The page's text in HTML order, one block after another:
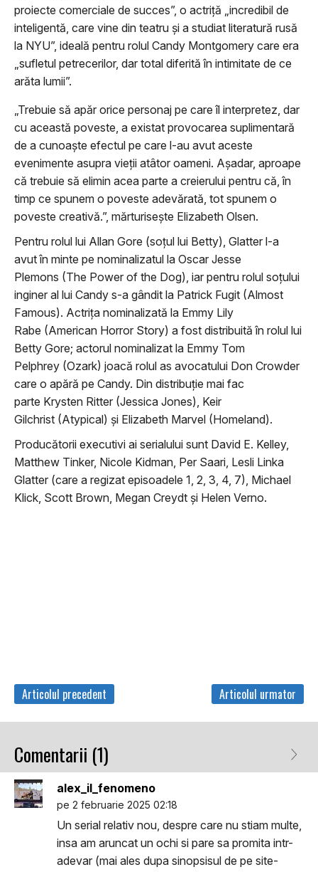
proiecte comerciale de succes”, o actriță „incredibil de
inteligentă, care vine din teatru și a studiat literatură rusă
la NYU”, ideală pentru rolul Candy Montgomery care era
„sufletul petrecerilor, dar total diferită în intimitate de ce
arăta lumii”.
„Trebuie să apăr orice personaj pe care îl interpretez, dar
cu această poveste, a existat provocarea suplimentară
de a cunoaște efectul pe care l-au avut aceste
evenimente asupra vieții atâtor oameni. Așadar, aproape
că trebuie să elimin acea parte a creierului pentru că, în
timp ce spunem o poveste adevărată, tot spunem o
poveste creativă.”, mărturisește Elizabeth Olsen.
Pentru rolul lui Allan Gore (soțul lui Betty), Glatter l-a
avut în minte pe nominalizatul la Oscar Jesse
Plemons (The Power of the Dog), iar pentru rolul soțului
inginer al lui Candy s-a gândit la Patrick Fugit (Almost
Famous). Actrița nominalizată la Emmy Lily
Rabe (American Horror Story) a fost distribuită în rolul lui
Betty Gore; actorul nominalizat la Emmy Tom
Pelphrey (Ozark) joacă rolul as avocatului Don Crowder
care o apără pe Candy. Din distribuție mai fac
parte Krysten Ritter (Jessica Jones), Keir
Gilchrist (Atypical) și Elizabeth Marvel (Homeland).
Producătorii executivi ai serialului sunt David E. Kelley,
Matthew Tinker, Nicole Kidman, Per Saari, Lesli Linka
Glatter (care a regizat episoadele 1, 2, 3, 4, 7), Michael
Klick, Scott Brown, Megan Creydt și Helen Verno.
Articolul precedent Articolul urmator
Comentarii (1)
alex_il_fenomeno
pe 2 februarie 2025 02:18
Un serial relativ nou, despre care nu stiam multe,
insa am aruncat un ochi si pare sa promita intr-
adevar (mai ales dupa sinopsisul de pe site-